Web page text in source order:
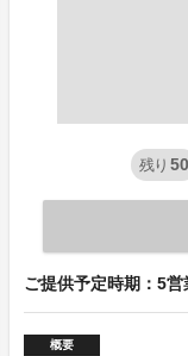
残り 50
ご提供予定時期：5営
概要